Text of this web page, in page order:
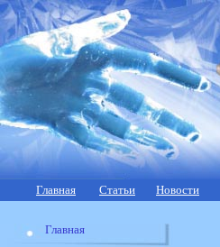
Главная Статьи Новости
Главная